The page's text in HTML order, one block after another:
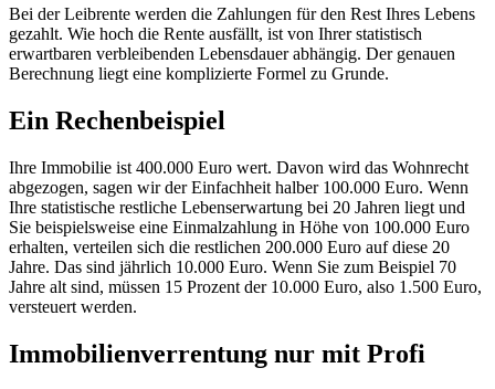
Bei der Leibrente werden die Zahlungen für den Rest Ihres Lebens
gezahlt. Wie hoch die Rente ausfällt, ist von Ihrer statistisch
erwartbaren verbleibenden Lebensdauer abhängig. Der genauen
Berechnung liegt eine komplizierte Formel zu Grunde.
Ein Rechenbeispiel
Ihre Immobilie ist 400.000 Euro wert. Davon wird das Wohnrecht
abgezogen, sagen wir der Einfachheit halber 100.000 Euro. Wenn
Ihre statistische restliche Lebenserwartung bei 20 Jahren liegt und
Sie beispielsweise eine Einmalzahlung in Höhe von 100.000 Euro
erhalten, verteilen sich die restlichen 200.000 Euro auf diese 20
Jahre. Das sind jährlich 10.000 Euro. Wenn Sie zum Beispiel 70
Jahre alt sind, müssen 15 Prozent der 10.000 Euro, also 1.500 Euro,
versteuert werden.
Immobilienverrentung nur mit Profi